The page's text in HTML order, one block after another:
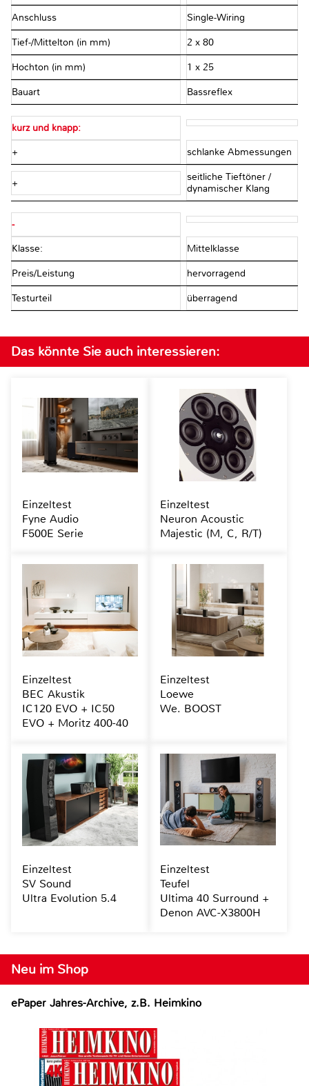
Anschluss Single-Wiring
Tief-/Mittelton (in mm) 2 x 80
Hochton (in mm) 1 x 25
Bauart Bassreflex
kurz und knapp:
+ schlanke Abmessungen
+
seitliche Tieftöner /
dynamischer Klang
-
Klasse: Mittelklasse
Preis/Leistung hervorragend
Testurteil überragend
Neu im Shop
ePaper Jahres-Archive, z.B. Heimkino
Das könnte Sie auch interessieren:
Einzeltest
Fyne Audio
F500E Serie
Einzeltest
Neuron Acoustic
Majestic (M, C, R/T)
Einzeltest
BEC Akustik
IC120 EVO + IC50
EVO + Moritz 400-40
Einzeltest
Loewe
We. BOOST
Einzeltest
SV Sound
Ultra Evolution 5.4
Einzeltest
Teufel
Ultima 40 Surround +
Denon AVC-X3800H